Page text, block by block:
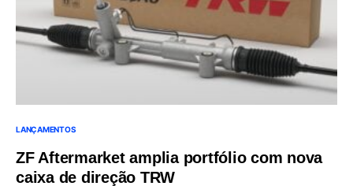
LANÇAMENTOS
ZF Aftermarket amplia portfólio com nova
caixa de direção TRW